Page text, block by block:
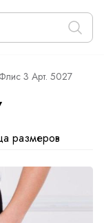
3 Арт. 5027
размеров